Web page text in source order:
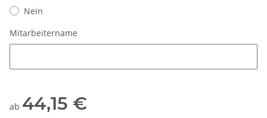
Nein
Mitarbeitername
ab 44,15 €